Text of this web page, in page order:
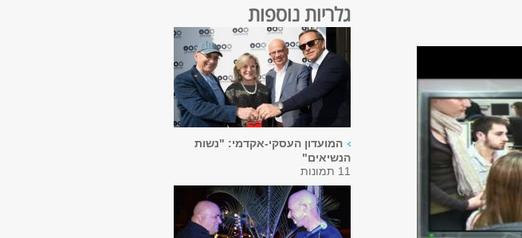
גלריות נוספות
המועדון העסקי-אקדמי: "נשות
הנשיאים"
11 תמונות